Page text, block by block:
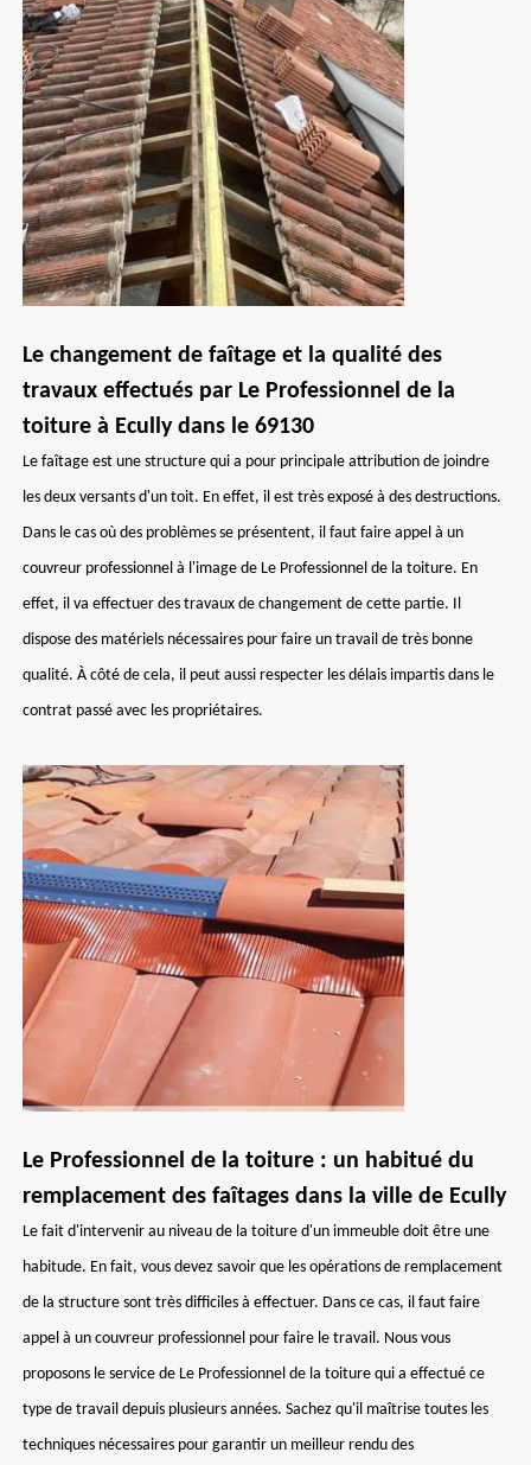
Le changement de faîtage et la qualité des
travaux effectués par Le Professionnel de la
toiture à Ecully dans le 69130
Le faîtage est une structure qui a pour principale attribution de joindre
les deux versants d'un toit. En effet, il est très exposé à des destructions.
Dans le cas où des problèmes se présentent, il faut faire appel à un
couvreur professionnel à l'image de Le Professionnel de la toiture. En
effet, il va effectuer des travaux de changement de cette partie. Il
dispose des matériels nécessaires pour faire un travail de très bonne
qualité. À côté de cela, il peut aussi respecter les délais impartis dans le
contrat passé avec les propriétaires.
Le Professionnel de la toiture : un habitué du
remplacement des faîtages dans la ville de Ecully
Le fait d'intervenir au niveau de la toiture d'un immeuble doit être une
habitude. En fait, vous devez savoir que les opérations de remplacement
de la structure sont très difficiles à effectuer. Dans ce cas, il faut faire
appel à un couvreur professionnel pour faire le travail. Nous vous
proposons le service de Le Professionnel de la toiture qui a effectué ce
type de travail depuis plusieurs années. Sachez qu'il maîtrise toutes les
techniques nécessaires pour garantir un meilleur rendu des